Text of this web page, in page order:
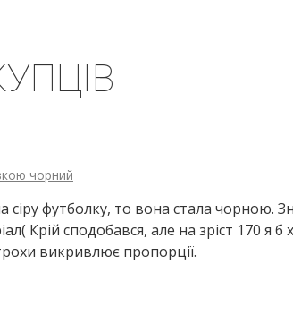
чорний
футболку, то вона стала чорною.
Крій сподобався, але на зріст 170 я б
викривлює пропорції.